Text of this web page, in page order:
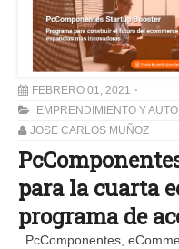
FEBRERO 01, 2021
EMPRENDIMIENTO Y
JOSE CARLOS MUÑOZ
para la cuarta
programa de
PcComponentes,